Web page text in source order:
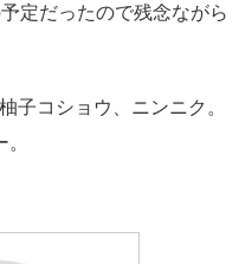
定だったので残念ながら
子コショウ、ニンニク。